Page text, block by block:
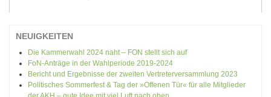
NEUIGKEITEN
Die Kammerwahl 2024 naht – FON stellt sich auf
FoN-Anträge in der Wahlperiode 2019-2024
Bericht und Ergebnisse der zweiten Vertreterversammlung 2023
Politisches Sommerfest & Tag der »Offenen Tür« für alle Mitglieder